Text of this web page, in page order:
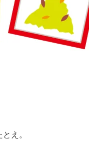
え。